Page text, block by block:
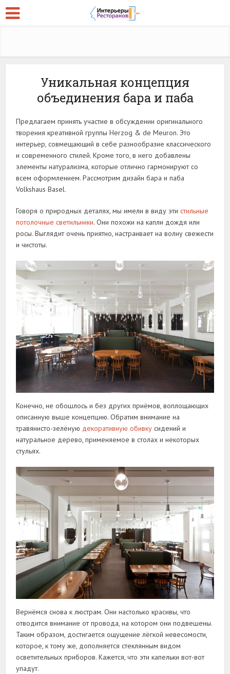
Уникальная концепция
объединения бара и паба
Предлагаем принять участие в обсуждении оригинального
творения креативной группы Herzog & de Meuron. Это
интерьер, совмещающий в себе разнообразие классического
и современного стилей. Кроме того, в него добавлены
элементы натурализма, которые отлично гармонируют со
всем оформлением. Рассмотрим дизайн бара и паба
Volkshaus Basel.
Говоря о природных деталях, мы имели в виду этистильные
потолочные светильники. Они похожи на капли дождя или
росы. Выглядит очень приятно, настраивает на волну свежести
и чистоты.
Конечно, не обошлось и без других приёмов, воплощающих
описанную выше концепцию. Обратим внимание на
травянисто-зелёную декоративную обивку сидений и
натуральное дерево, применяемое в столах и некоторых
стульях.
Вернёмся снова к люстрам. Они настолько красивы, что
отводится внимание от провода, на котором они подвешены.
Таким образом, достигается ощущение лёгкой невесомости,
которое, к тому же, дополняется стеклянным видом
осветительных приборов. Кажется, что эти капельки вот-вот
упадут.